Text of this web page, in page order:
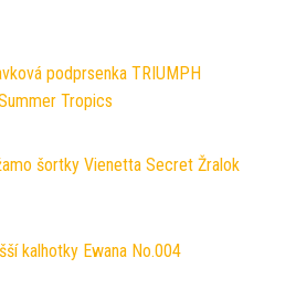
podprsenka TRIUMPH
Tropics
šortky Vienetta Secret Žralok
kalhotky Ewana No.004